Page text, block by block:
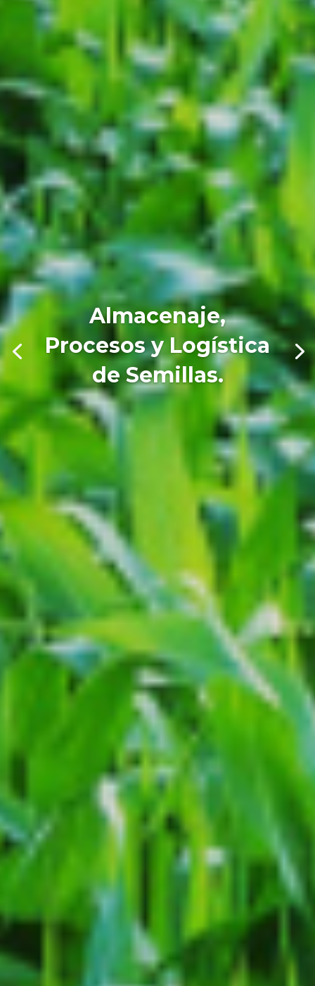
Almacenaje,
Procesos y Logística
de Semillas.